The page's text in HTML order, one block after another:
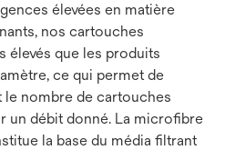
élevées en matière
nos cartouches
élevés que les produits
ce qui permet de
nombre de cartouches
un débit donné. La microfibre
la base du média filtrant